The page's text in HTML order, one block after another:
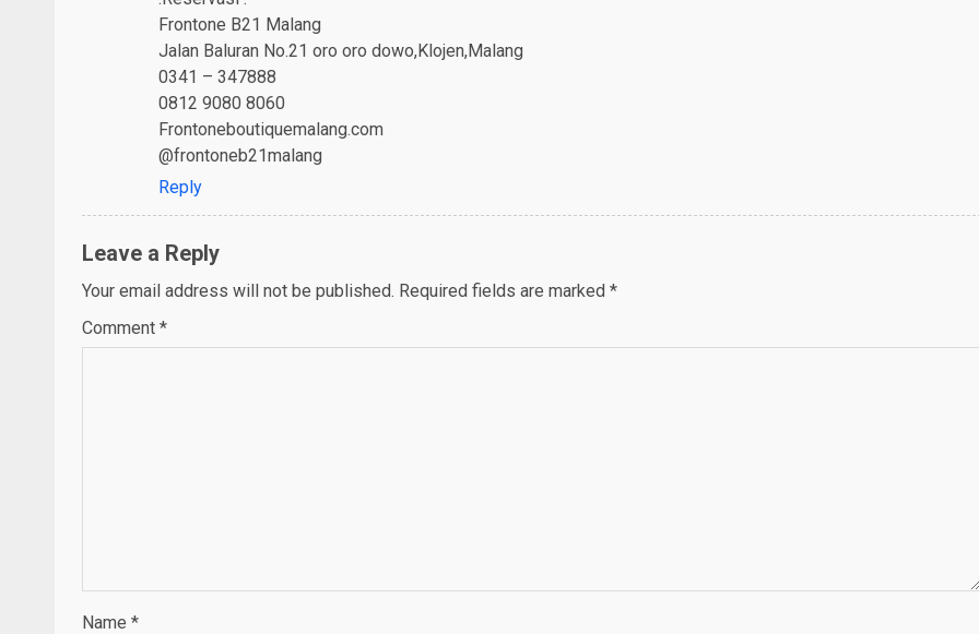
Frontone B21 Malang
Jalan Baluran No.21 oro oro dowo,Klojen,Malang
0341 – 347888
0812 9080 8060
Frontoneboutiquemalang.com
@frontoneb21malang
Reply
Leave a Reply
Your email address will not be published. Required fields are marked *
Comment *
Name *